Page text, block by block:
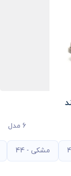
6 مدل
مشکی - 44